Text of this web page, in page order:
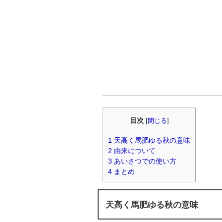
目次 [閉じる]
1 天高く馬肥ゆる秋の意味
2 由来について
3 あいさつでの使い方
4 まとめ
天高く馬肥ゆる秋の意味